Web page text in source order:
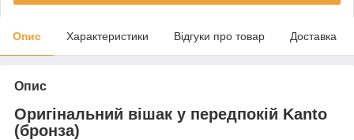
Опис Характеристики Відгуки про товар Доставка
Опис
Оригінальний вішак у передпокій Kanto
(бронза)